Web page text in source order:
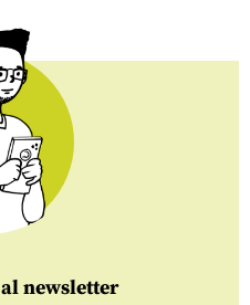
al newsletter